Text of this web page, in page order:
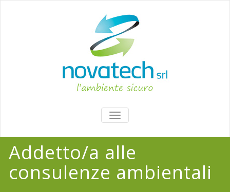
TOGGLE
NAVIGATION
Addetto/a alle
consulenze ambientali